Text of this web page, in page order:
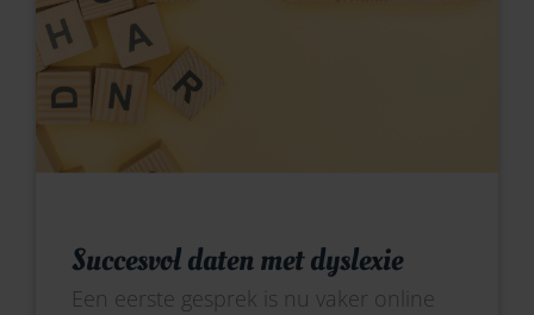
Succesvol daten met dyslexie
Een eerste gesprek is nu vaker online